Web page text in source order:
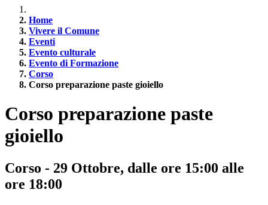
Home
Vivere il Comune
Eventi
Evento culturale
Evento di Formazione
Corso
Corso preparazione paste gioiello
Corso preparazione paste
gioiello
Corso - 29 Ottobre, dalle ore 15:00 alle
ore 18:00